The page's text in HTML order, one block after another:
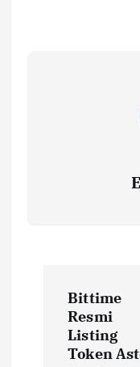
Bittime
Resmi
Listing
Token